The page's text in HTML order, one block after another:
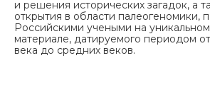
и решения исторических загадок, а
открытия в области палеогеномики,
Российскими учеными на
материале, датируемого периодом
века до средних веков.